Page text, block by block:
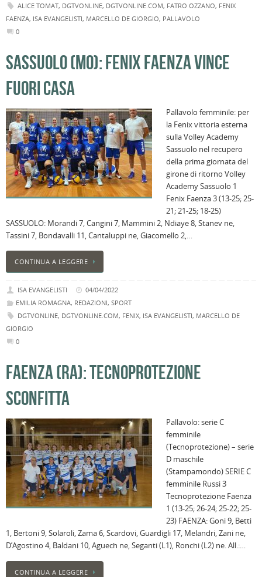
ALICE TOMAT, DGTVONLINE, DGTVONLINE.COM, FATRO OZZANO, FENIX
FAENZA, ISA EVANGELISTI, MARCELLO DE GIORGIO, PALLAVOLO
0
SASSUOLO (MO): FENIX FAENZA VINCE
FUORI CASA
Pallavolo femminile: per
la Fenix vittoria esterna
sulla Volley Academy
Sassuolo nel recupero
della prima giornata del
girone di ritorno Volley
Academy Sassuolo 1
Fenix Faenza 3 (13-25; 25-
21; 21-25; 18-25)
SASSUOLO: Morandi 7, Cangini 7, Mammini 2, Ndiaye 8, Stanev ne,
Tassini 7, Bondavalli 11, Cantaluppi ne, Giacomello 2,…
CONTINUA A LEGGERE
ISA EVANGELISTI
04/04/2022
EMILIA ROMAGNA, REDAZIONI, SPORT
DGTVONLINE, DGTVONLINE.COM, FENIX, ISA EVANGELISTI, MARCELLO DE
GIORGIO
0
FAENZA (RA): TECNOPROTEZIONE
SCONFITTA
Pallavolo: serie C
femminile
(Tecnoprotezione) – serie
D maschile
(Stampamondo) SERIE C
femminile Russi 3
Tecnoprotezione Faenza
1 (13-25; 26-24; 25-22; 25-
23) FAENZA: Goni 9, Betti
1, Bertoni 9, Solaroli, Zama 6, Scardovi, Guardigli 17, Melandri, Zani ne,
D’Agostino 4, Baldani 10, Aguech ne, Seganti (L1), Ronchi (L2) ne. All.:…
CONTINUA A LEGGERE